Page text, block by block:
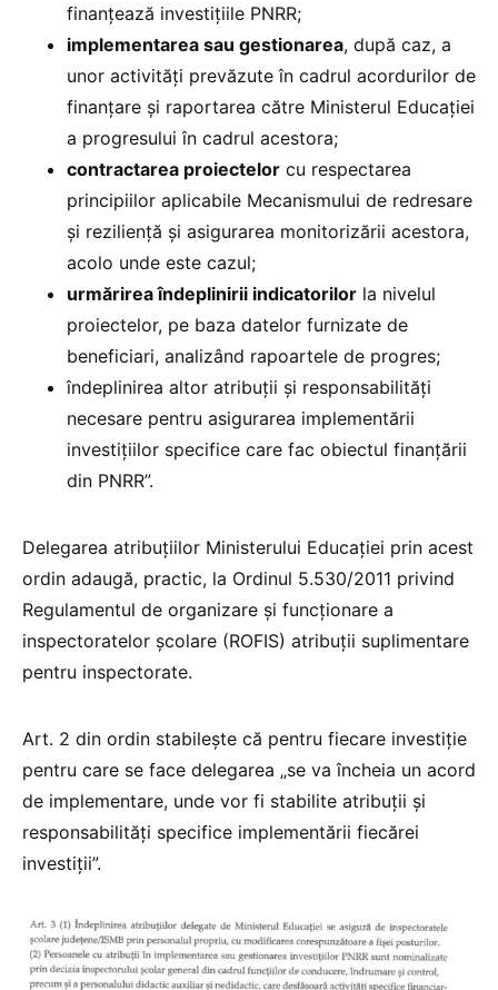
finanțează investițiile PNRR;
implementarea sau gestionarea, după caz, a
unor activități prevăzute în cadrul acordurilor de
finanțare și raportarea către Ministerul Educației
a progresului în cadrul acestora;
contractarea proiectelor cu respectarea
principiilor aplicabile Mecanismului de redresare
și reziliență și asigurarea monitorizării acestora,
acolo unde este cazul;
urmărirea îndeplinirii indicatorilor la nivelul
proiectelor, pe baza datelor furnizate de
beneficiari, analizând rapoartele de progres;
îndeplinirea altor atribuții și responsabilități
necesare pentru asigurarea implementării
investițiilor specifice care fac obiectul finanțării
din PNRR”.
Delegarea atribuțiilor Ministerului Educației prin acest
ordin adaugă, practic, la Ordinul 5.530/2011 privind
Regulamentul de organizare și funcționare a
inspectoratelor școlare (ROFIS) atribuții suplimentare
pentru inspectorate.
Art. 2 din ordin stabilește că pentru fiecare investiție
pentru care se face delegarea „se va încheia un acord
de implementare, unde vor fi stabilite atribuții și
responsabilități specifice implementării fiecărei
investiții”.